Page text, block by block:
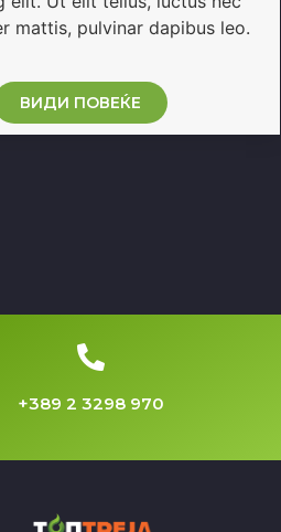
mattis, pulvinar dapibus leo.
ВИДИ ПОВЕЌЕ
+389 2 3298 970